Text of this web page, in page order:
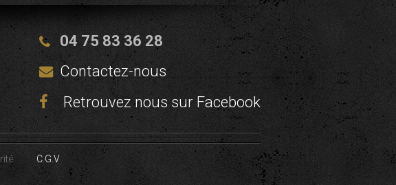
04 75 83 36 28
Contactez-nous
Retrouvez nous sur Facebook
C.G.V